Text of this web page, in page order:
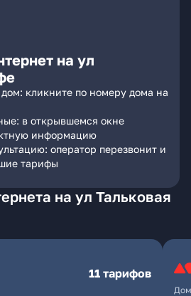
на ул
кликните по номеру дома на
в открывшемся окне
информацию
оператор перезвонит и
тарифы
на ул Тальковая
11 тарифов